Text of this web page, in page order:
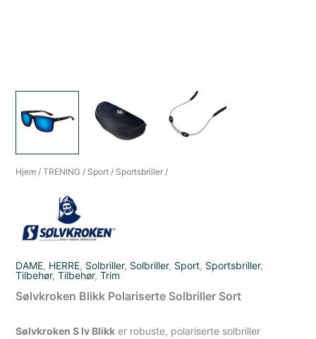
Hjem /TRENING / Sport / Sportsbriller /
DAME, HERRE, Solbriller, Solbriller, Sport, Sportsbriller,
Tilbehør,Tilbehør,Trim
Sølvkroken Blikk Polariserte Solbriller Sort
Sølvkroken S Iv Blikk er robuste, polariserte solbriller